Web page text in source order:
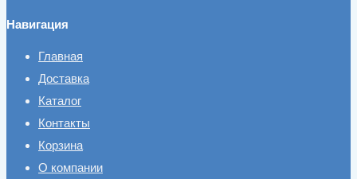
Навигация
Главная
Доставка
Каталог
Контакты
Корзина
О компании